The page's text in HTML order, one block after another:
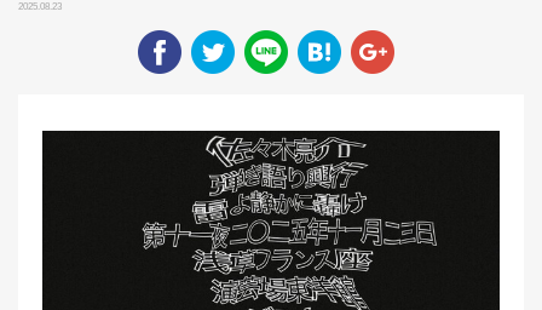
2025.08.23